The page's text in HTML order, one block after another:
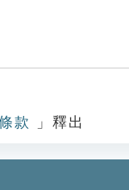
款 」釋出